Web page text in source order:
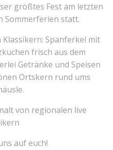
größtes Fest am letzten
Sommerferien statt.
Spanferkel mit
frisch aus dem
Getränke und Speisen
Ortskern rund ums
von regionalen live
auf euch!